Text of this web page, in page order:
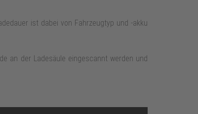
ist dabei von Fahrzeugtyp und -akku
an der Ladesäule eingescannt werden und